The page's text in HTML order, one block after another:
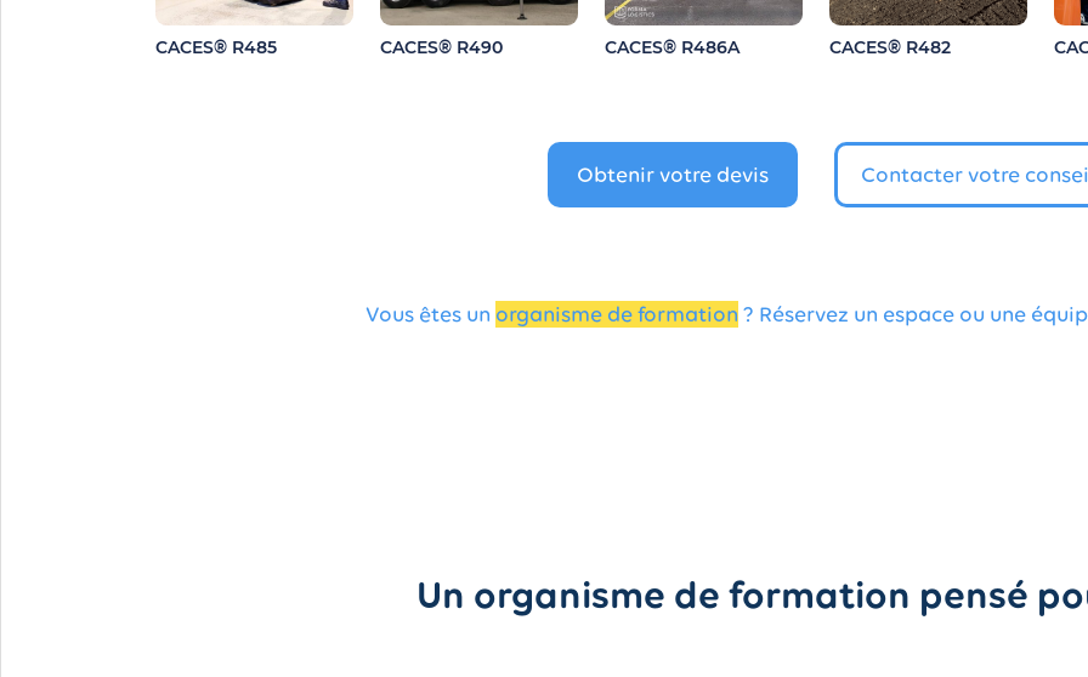
CACES® R485 CACES® R490 CACES® R486A CACES® R482
Obtenir votre devis Contacter votre
Vous êtes un organisme de formation ? Réservez un espace ou une
Un organisme de formation pensé